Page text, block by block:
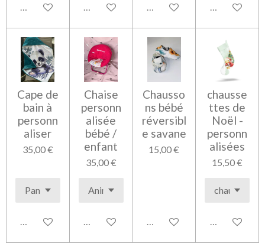
Voir les détails Voir les détails Voir les détails Voir les
Cape de
bain à
personn
aliser
35,00 €
Voir les détails
Chaise
personn
alisée
bébé /
enfant
35,00 €
Voir les détails
Chausso
ns bébé
réversibl
e savane
15,00 €
Voir les détails
chausse
ttes de
Noël -
personn
alisées
15,50 €
Voir les